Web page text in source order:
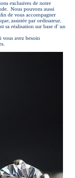
exclusives de notre
Nous pouvons aussi
de vous accompagner
assistée par ordinateur,
sa réalisation sur base d’ un
vous avez besoin